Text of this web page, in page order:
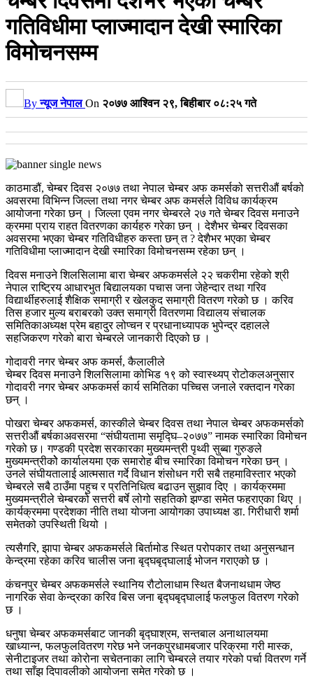
गतिविधीमा प्लाज्मादान देखी स्मारिका
विमोचनसम्म
Byन्यूज नेपाल On २०७७ आश्विन २९, बिहीबार ०८:२५ गते
काठमाडौं, चेम्बर दिवस २०७७ तथा नेपाल चेम्बर अफ कमर्सको सत्तरीऔं बर्षको
अवसरमा विभिन्न जिल्ला तथा नगर चेम्बर अफ कमर्सले विविध कार्यक्रम
आयोजना गरेका छन् । जिल्ला एवम नगर चेम्बरले २७ गते चेम्बर दिवस मनाउने
क्रममा प्राय राहत वितरणका कार्यहरु गरेका छन् । देशैभर चेम्बर दिवसका
अवसरमा भएका चेम्बर गतिविधीहरु कस्ता छन् त ? देशैभर भएका चेम्बर
गतिविधीमा प्लाज्मादान देखी स्मारिका विमोचनसम्म रहेका छन् ।
दिवस मनाउने शिलसिलामा बारा चेम्बर अफकमर्सले २२ चकरीमा रहेको श्री
नेपाल राष्ट्रिय आधारभुत बिद्यालयका पचास जना जेहेन्दार तथा गरिव
विद्यार्थीहरुलाई शैक्षिक समाग्री र खेलकुद समाग्री वितरण गरेको छ । करिव
तिस हजार मुल्य बराबरको उक्त समाग्री वितरणमा विद्यालय संचालक
समितिकाअध्यक्ष प्रेम बहादुर लोप्चन र प्रधानाध्यापक भुपेन्द्र दहालले
सहजिकरण गरेको बारा चेम्बरले जानकारी दिएको छ ।
गोदावरी नगर चेम्बर अफ कमर्स, कैलालीले
चेम्बर दिवस मनाउने शिलसिलामा कोभिड १९ को स्वास्थ्यप् रोटोकलअनुसार
गोदावरी नगर चेम्बर अफकमर्स कार्य समितिका पच्चिस जनाले रक्तदान गरेका
छन् ।
पोखरा चेम्बर अफकमर्स, कास्कीले चेम्बर दिवस तथा नेपाल चेम्बर अफकमर्सको
सत्तरीऔं बर्षकाअवसरमा “संघीयतामा समृद्घि–२०७७” नामक स्मारिका विमोचन
गरेको छ। गण्डकी प्रदेश सरकारका मुख्यमन्त्री पृथ्वी सुब्बा गुरुङले
मुख्यमन्त्रीकोे कार्यालयमा एक समारोह बीच स्मारिका विमोचन गरेका छन् ।
उनले संघीयतालाई आत्मसात गर्दे विधान शंसोधन गरी सबै तहमाविस्तार भएको
चेम्बरले सबै ठाउँमा पहुच र प्रतिनिधित्व बढाउन सुझाव दिए । कार्यक्रममा
मुख्यमन्त्रीले चेम्बरको सत्तरी बर्षे लोगो सहतिको झण्डा समेत फहराएका थिए ।
कार्यक्रममा प्रदेशका नीति तथा योजना आयोगका उपाध्यक्ष डा. गिरीधारी शर्मा
समेतको उपस्थिती थियो ।
त्यसैगरि, झापा चेम्बर अफकमर्सले बिर्तामोड स्थित परोपकार तथा अनुसन्धान
केन्द्रमा रहेका करिव चालीस जना बृद्घबृद्घालाई भोजन गराएको छ ।
कंचनपुर चेम्बर अफकमर्सले स्थानिय रौटोलाधाम स्थित बैजनाथधाम जेष्ठ
नागरिक सेवा केन्द्रका करिव बिस जना बृद्घबृद्घालाई फलफुल वितरण गरेको
छ ।
धनुषा चेम्बर अफकमर्सबाट जानकी बृद्घाश्रम, सन्तबाल अनाथालयमा
खाध्यान्न, फलफुलवितरण गरेछ भने जनकपुरधामबजार परिक्रमा गरी मास्क,
सेनीटाइजर तथा कोरोना सचेतनाका लागि चेम्बरले तयार गरेको पर्चा वितरण गर्ने
तथा साँझ दिपावलीको आयोजना समेत गरेको छ ।